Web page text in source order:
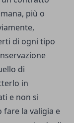
più o
di ogni tipo
di
in
e non si
fare la valigia e